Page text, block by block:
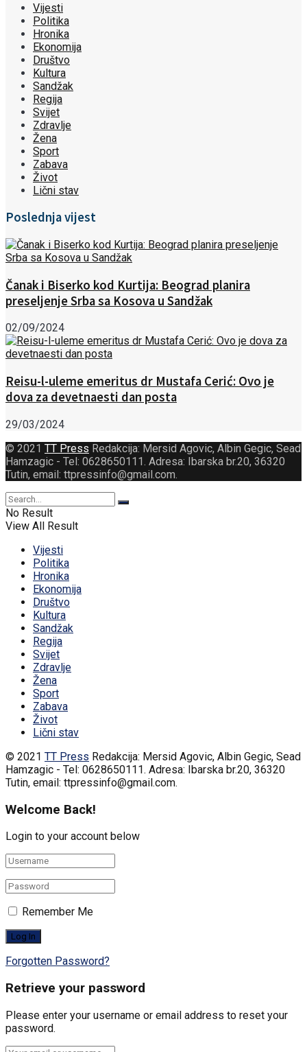
Vijesti
Politika
Hronika
Ekonomija
Društvo
Kultura
Sandžak
Regija
Svijet
Zdravlje
Žena
Sport
Zabava
Život
Lični stav
Poslednja vijest
Čanak i Biserko kod Kurtija: Beograd planira
preseljenje Srba sa Kosova u Sandžak
02/09/2024
Reisu-l-uleme emeritus dr Mustafa Cerić: Ovo je
dova za devetnaesti dan posta
29/03/2024
© 2021 TT Press Redakcija: Mersid Agovic, Albin Gegic, Sead
Hamzagic - Tel: 0628650111. Adresa: Ibarska br.20, 36320
Tutin, email: ttpressinfo@gmail.com.
No Result
View All Result
Vijesti
Politika
Hronika
Ekonomija
Društvo
Kultura
Sandžak
Regija
Svijet
Zdravlje
Žena
Sport
Zabava
Život
Lični stav
© 2021 TT Press Redakcija: Mersid Agovic, Albin Gegic, Sead
Hamzagic - Tel: 0628650111. Adresa: Ibarska br.20, 36320
Tutin, email: ttpressinfo@gmail.com.
Welcome Back!
Login to your account below
Remember Me
Forgotten Password?
Retrieve your password
Please enter your username or email address to reset your
password.